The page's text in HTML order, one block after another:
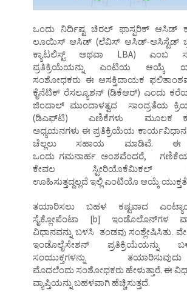
ಒಂದು ನಿರ್ದಿಷ್ಟ ಚಿರಲ್ ಫಾಸ್ಪರಿಕ್ ಆಸಿಡ್
ಲೂಯಿಸ್ ಆಸಿಡ್ (ಲೆವಿಸ್ ಆಸಿಡ್-ಅಸಿಸ್ಟೆಡ್
ಕ್ಯಾಟಲಿಸ್ಟ್ ಅಥವಾ LBA) ಎಂಬ
ಪ್ರತಿಕ್ರಿಯೆಯನ್ನು ಎಂಟಿಯ ಆಯ್ಕೆ
ಸಂಶೋಧಕರು ಈ ಆಸಕ್ತಿದಾಯಕ
ಕೈನೆಟಿಕ್ ರೆಸಲ್ಯೂಶನ್ (ಡಿಕೆಆರ್) ಎಂದು
ಜಿಂದಾಲ್ ಮುಂದಾಳತ್ವದ ಸಾಂದ್ರತೆಯ
(ಡಿಎಫ್‌ಟಿ) ಎಣಿಕೆಗಳು ಮೂಲಕ
ಅಧ್ಯಯನಗಳು ಈ ಪ್ರತಿಕ್ರಿಯೆಯ
ಚೆಲ್ಲಲು ಸಹಾಯ ಮಾಡಿವೆ. ಈ
ಒಂದು ಗಮನಾರ್ಹ ಅಂಶವೆಂದರೆ,
ಕೇವಲ ಸ್ಟೀರಿಯೊಕೆಮಿಕಲ್
ಊಹಿಸುತ್ತದ್ದಲ್ಲದೆ ಇಲ್ಲಿ ಎಂಟಿಯೊ ಆಯ್ಕೆ
ತಯಾರಿಸಲು ಬಹಳ ಕಷ್ಟವಾದ
ಸೈಕ್ಲೋಪೆಂಟಾ [b] ಇಂಡೊಲೊನ್‌ಗಳ
ವಿಧಾನವನ್ನು ಬಳಸಿ ತಂಡವು ಸಂಶ್ಲೇಷಿಸಿತು.
ಇಂಡೊಲೈಸೇಶನ್ ಪ್ರತಿಕ್ರಿಯೆಯನ್ನು
ಸಂಯುಕ್ತಗಳನ್ನು
ಮೊದಲೆಂದು ಸಂಶೋಧಕರು ಹೇಳುತ್ತಾರೆ. ಈ
ವ್ಯಾಪ್ತಿಯನ್ನು ಬಹಳವಾಗಿ ಹೆಚ್ಚಿಸುತ್ತದೆ.